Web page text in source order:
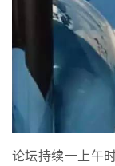
论坛持续一上午